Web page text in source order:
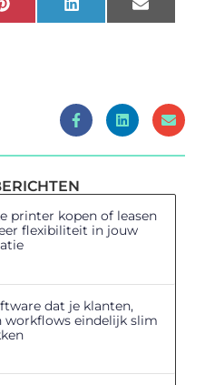
PinterestLinkedInEmail
printer kopen of leasen
flexibiliteit in jouw
dat je klanten,
workflows eindelijk slim